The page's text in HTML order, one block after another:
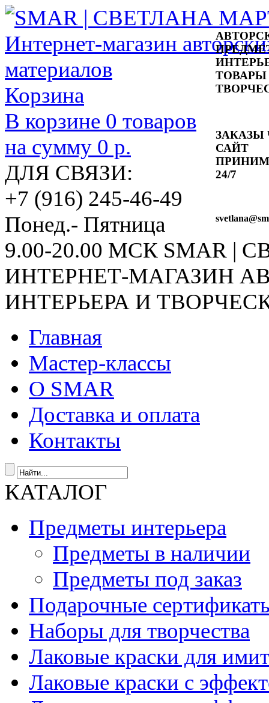
ТОВАРЫ
ЗАКАЗЫ
САЙТ
24/7
svetlana
Корзина
В корзине 0 товаров
на сумму 0 р.
ДЛЯ СВЯЗИ:
+7 (916) 245-46-49
Понед.- Пятница
9.00-20.00 МСК SMAR |
ИНТЕРНЕТ-МАГАЗИН
ИНТЕРЬЕРА И
Главная
Мастер-классы
О SMAR
Доставка и оплата
Контакты
КАТАЛОГ
Предметы интерьера
Предметы в наличии
Предметы под заказ
Подарочные
Наборы для творчества
Лаковые краски для
Лаковые краски с